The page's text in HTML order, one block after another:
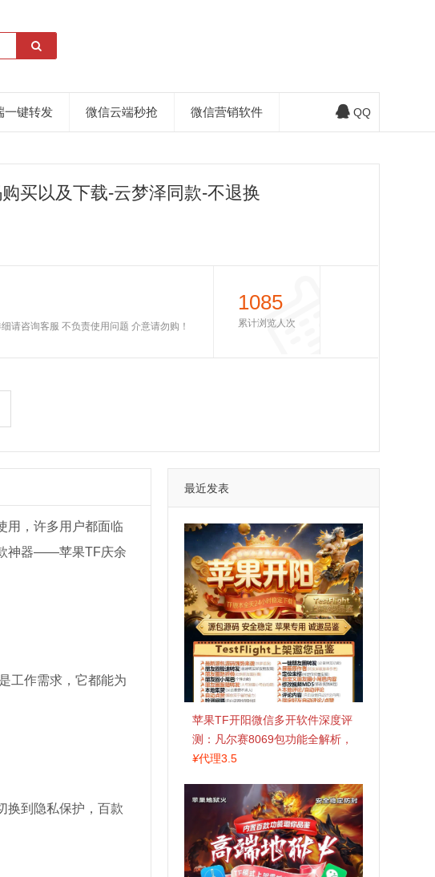
一键转发 微信云端秒抢 微信营销软件 QQ
买以及下载-云梦泽同款-不退换
请咨询客服 不负责使用问题 介意请勿购！
1085
累计浏览人次
用，许多用户都面临
神器——苹果TF庆余
工作需求，它都能为
换到隐私保护，百款
最近发表
苹果TF开阳微信多开软件深度评
测：凡尔赛8069包功能全解析，
TestFlight稳定版上架，激活认准
¥代理3.5